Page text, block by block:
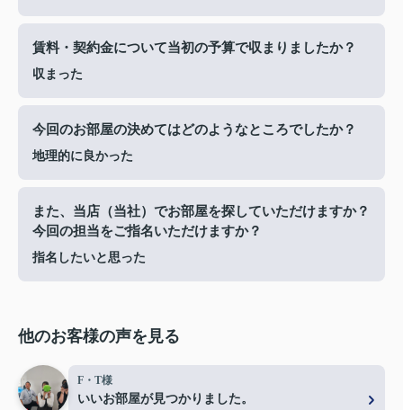
賃料・契約金について当初の予算で収まりましたか？
収まった
今回のお部屋の決めてはどのようなところでしたか？
地理的に良かった
また、当店（当社）でお部屋を探していただけますか？
今回の担当をご指名いただけますか？
指名したいと思った
他のお客様の声を見る
F・T様
いいお部屋が見つかりました。